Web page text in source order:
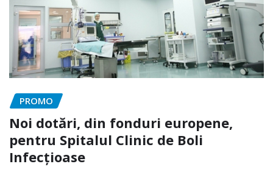
PROMO
Noi dotări, din fonduri europene,
pentru Spitalul Clinic de Boli
Infecțioase